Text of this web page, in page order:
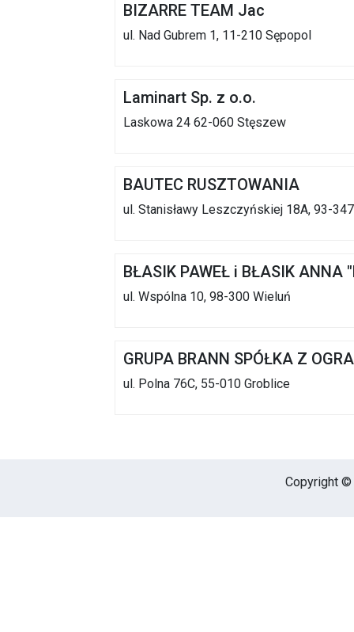
BIZARRE TEAM Jac
ul. Nad Gubrem 1, 11-210 Sępopol
Laminart Sp. z o.o.
Laskowa 24 62-060 Stęszew
BAUTEC RUSZTOWANIA
ul. Stanisławy Leszczyńskiej 18A, 93-
BŁASIK PAWEŁ i BŁASIK ANNA
ul. Wspólna 10, 98-300 Wieluń
GRUPA BRANN SPÓŁKA Z
ul. Polna 76C, 55-010 Groblice
Copyright ©